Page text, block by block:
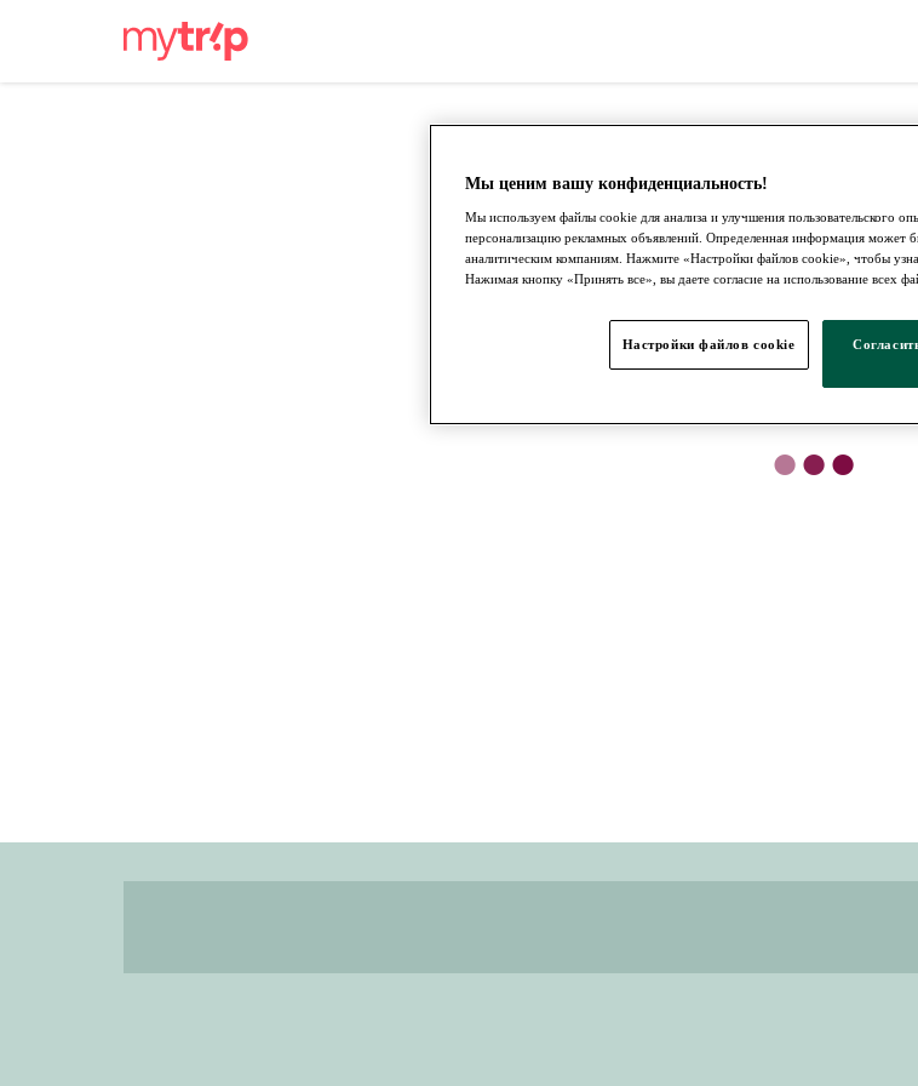
●●●
Мы ценим вашу конфиденциальность!
Мы используем файлы cookie для анализа и улучшения пользовательского
персонализацию рекламных объявлений. Определенная информация может
аналитическим компаниям. Нажмите «Настройки файлов cookie», чтобы
Нажимая кнопку «Принять все», вы даете согласие на использование всех
Настройки файлов cookie